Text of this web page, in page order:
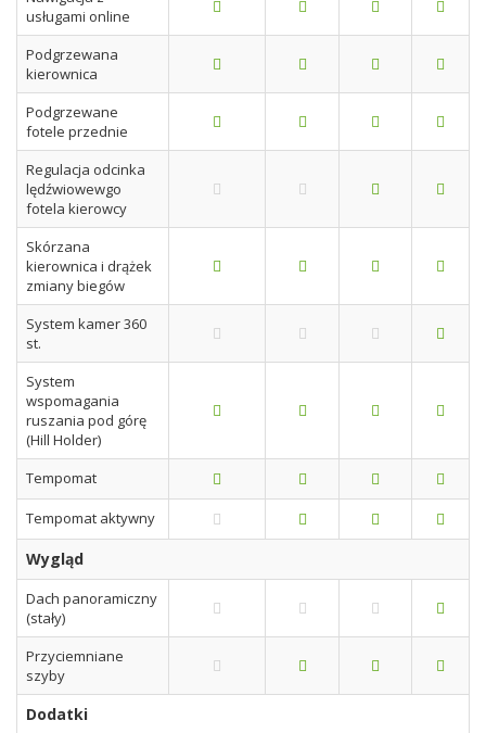
usługami online
Podgrzewana
kierownica
Podgrzewane
fotele przednie
Regulacja odcinka
lędźwiowewgo
fotela kierowcy
Skórzana
kierownica i drążek
zmiany biegów
System kamer 360
st.
System
wspomagania
ruszania pod górę
(Hill Holder)
Tempomat
Tempomat aktywny
Wygląd
Dach panoramiczny
(stały)
Przyciemniane
szyby
Dodatki